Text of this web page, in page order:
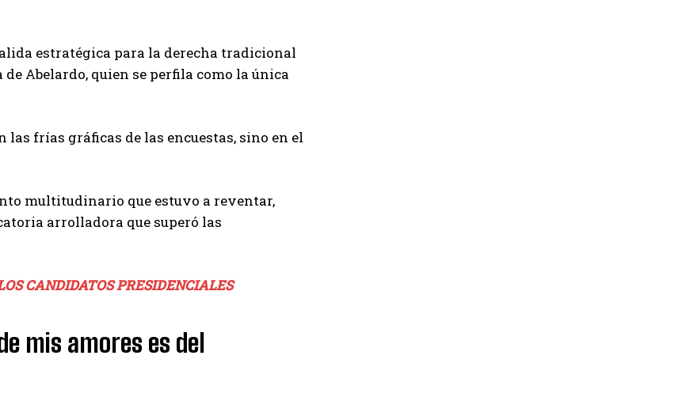
estratégica para la derecha tradicional
Abelardo, quien se perfila como la única
frías gráficas de las encuestas, sino en el
multitudinario que estuvo a reventar,
arrolladora que superó las
CANDIDATOS PRESIDENCIALES
mis amores es del